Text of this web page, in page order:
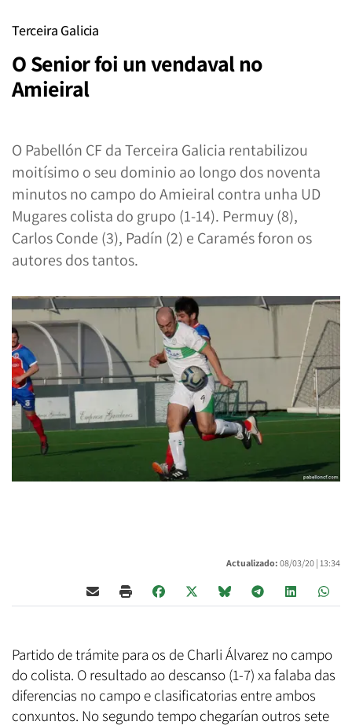
Terceira Galicia
O Senior foi un vendaval no
Amieiral
O Pabellón CF da Terceira Galicia rentabilizou
moitísimo o seu dominio ao longo dos noventa
minutos no campo do Amieiral contra unha UD
Mugares colista do grupo (1-14). Permuy (8),
Carlos Conde (3), Padín (2) e Caramés foron os
autores dos tantos.
Actualizado: 08/03/20 | 13:34
Partido de trámite para os de Charli Álvarez no campo
do colista. O resultado ao descanso (1-7) xa falaba das
diferencias no campo e clasificatorias entre ambos
conxuntos. No segundo tempo chegarían outros sete